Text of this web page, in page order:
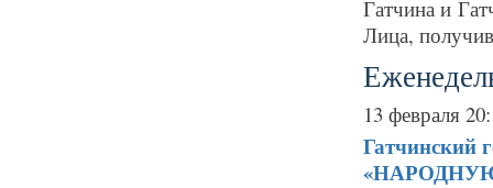
Гатчина и
Лица,
13 февраля
Гатчинский
«НАРОДНУЮ